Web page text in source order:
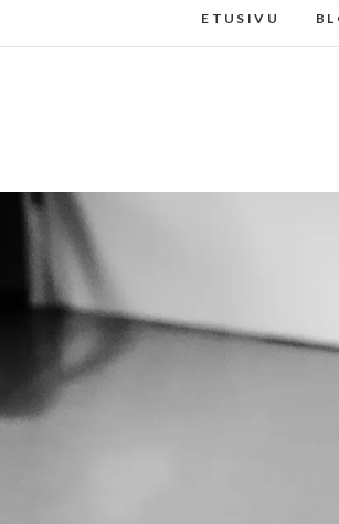
ETUSIVU